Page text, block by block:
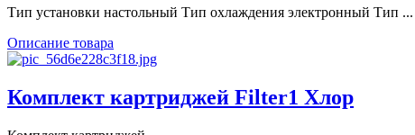
Тип установки настольный Тип охлаждения электронный Тип ...
Описание товара
Комплект картриджей Filter1 Хлор